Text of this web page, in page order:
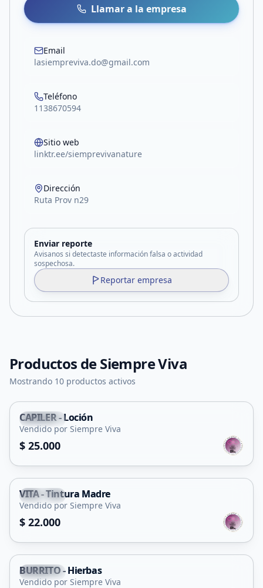
Llamar a la empresa
Email
lasiempreviva.do@gmail.com
Teléfono
1138670594
Sitio web
linktr.ee/siemprevivanature
Dirección
Ruta Prov n29
Enviar reporte
Avisanos si detectaste información falsa o actividad
sospechosa.
Reportar empresa
Productos deSiempre Viva
Mostrando 10 productos activos
Capital
CAPILER - Loción
Vendido por Siempre Viva
$ 25.000
Capital
VITA - Tintura Madre
Vendido por Siempre Viva
$ 22.000
Capital
BURRITO - Hierbas
Vendido por Siempre Viva